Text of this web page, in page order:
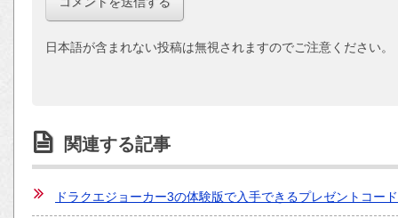
日本語が含まれない投稿は無視されますのでご注意ください
関連する記事
ドラクエジョーカー3の体験版で入手できるプレゼントコー